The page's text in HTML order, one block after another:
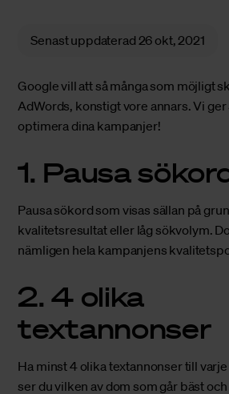
Senast uppdaterad 26 okt, 2021
Google vill att så många som möjligt
AdWords, konstigt vore annars. Vi
optimera dina kampanjer!
1. Pausa
Pausa sökord som visas sällan på
kvalitetsresultat eller låg sökvolym.
nämligen hela kampanjens
2. 4 olika
textannonser
Ha minst 4 olika textannonser till
ser du vilken av dom som går bäst